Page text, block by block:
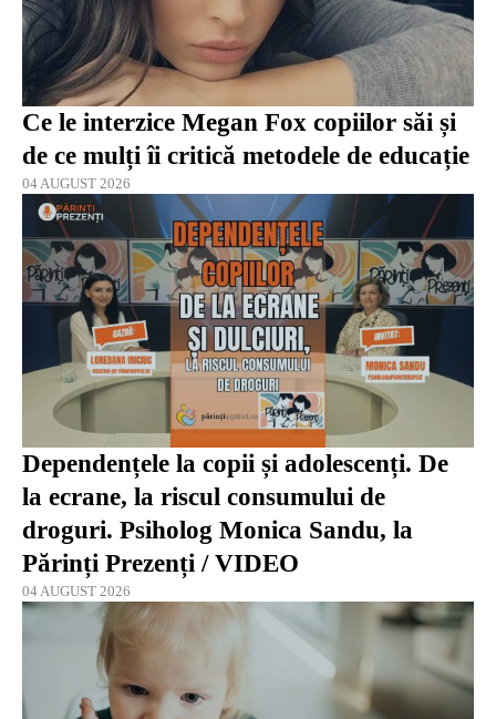
Ce le interzice Megan Fox copiilor săi și
de ce mulți îi critică metodele de educație
04 AUGUST 2026
Dependențele la copii și adolescenți. De
la ecrane, la riscul consumului de
droguri. Psiholog Monica Sandu, la
Părinți Prezenți / VIDEO
04 AUGUST 2026